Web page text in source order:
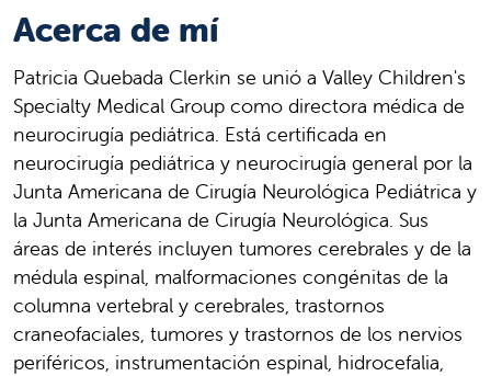
Acerca de mí
Patricia Quebada Clerkin se unió a Valley Children's
Specialty Medical Group como directora médica de
neurocirugía pediátrica. Está certificada en
neurocirugía pediátrica y neurocirugía general por la
Junta Americana de Cirugía Neurológica Pediátrica y
la Junta Americana de Cirugía Neurológica. Sus
áreas de interés incluyen tumores cerebrales y de la
médula espinal, malformaciones congénitas de la
columna vertebral y cerebrales, trastornos
craneofaciales, tumores y trastornos de los nervios
periféricos, instrumentación espinal, hidrocefalia,